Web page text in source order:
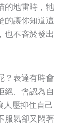
的地雷時，牠
的讓你知道這
也不吝於發出
？表達有時會
絕、會認為自
壓抑住自己
服氣卻又悶著